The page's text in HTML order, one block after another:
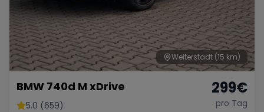
Weiterstadt (15 km)
BMW 740d M xDrive
5.0 (659)
299€
pro Tag